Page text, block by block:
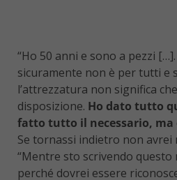
“Ho 50 anni e sono a pezzi
sicuramente non è per tutti e
l’attrezzatura non significa
disposizione. Ho dato tutto
fatto tutto il necessario, ma
Se tornassi indietro non avrei
“Mentre sto scrivendo questo
perché dovrei essere